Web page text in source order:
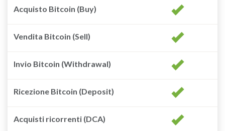
Acquisto Bitcoin (Buy)
Vendita Bitcoin (Sell)
Invio Bitcoin (Withdrawal)
Ricezione Bitcoin (Deposit)
Acquisti ricorrenti (DCA)